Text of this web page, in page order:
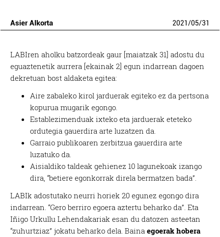
Asier Alkorta 2021/05/31
LABIren aholku batzordeak gaur [maiatzak 31] adostu du
eguaztenetik aurrera [ekainak 2] egun indarrean dagoen
dekretuan bost aldaketa egitea:
Aire zabaleko kirol jarduerak egiteko ez da pertsona
kopurua mugarik egongo.
Establezimenduak ixteko eta jarduerak eteteko
ordutegia gauerdira arte luzatzen da.
Garraio publikoaren zerbitzua gauerdira arte
luzatuko da.
Aisialdiko taldeak gehienez 10 lagunekoak izango
dira, “betiere egonkorrak direla bermatzen bada”.
LABIk adostutako neurri horiek 20 egunez egongo dira
indarrean. “Gero berriro egoera aztertu beharko da”. Eta
Iñigo Urkullu Lehendakariak esan du datozen asteetan
“zuhurtziaz” jokatu beharko dela. Bainaegoerak hobera